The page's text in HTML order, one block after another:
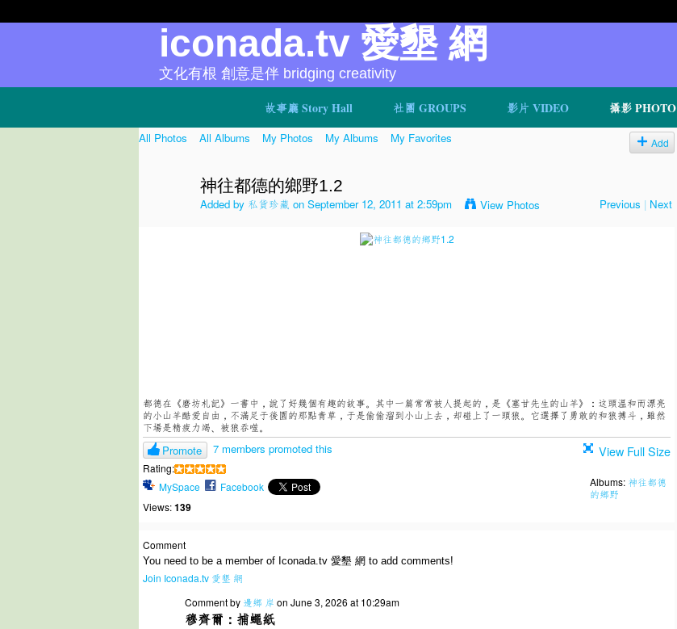
故事廳 Story Hall 社團 GROUPS 影片 VIDEO 攝影 PHOTO
iconada.tv 愛墾 網
文化有根 創意是伴 bridging creativity
All Photos All Albums My Photos My Albums My Favorites Add
神往都德的鄉野1.2
Added by 私貨珍藏 on September 12, 2011 at 2:59pm View Photos Previous | Next
都德在《磨坊札記》一書中，說了好幾個有趣的故事。其中一篇常常被人提起的，是《塞甘先生的山羊》：这頭温和而漂亮
的小山羊酷爱自由，不滿足于後園的那點青草，于是偷偷溜到小山上去，却碰上了一頭狼。它選擇了勇敢的和狼搏斗，雖然
下場是精疲力竭、被狼吞噬。
Promote 7 members promoted this
Rating:
MySpace
Facebook
Views:139
View Full Size
Albums: 神往都德
的鄉野
Comment
You need to be a member of Iconada.tv 愛墾 網 to add comments!
Join Iconada.tv 愛墾 網
Comment by 邊鄉 岸 on June 3, 2026 at 10:29am
穆齊爾：捕蠅紙